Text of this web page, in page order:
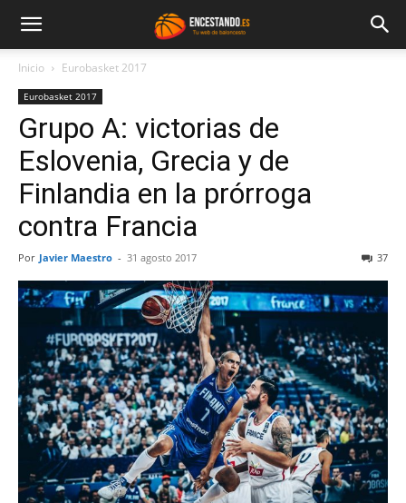
Inicio Eurobasket 2017
Eurobasket 2017
Grupo A: victorias de
Eslovenia, Grecia y de
Finlandia en la prórroga
contra Francia
Por Javier Maestro - 31 agosto 2017 37